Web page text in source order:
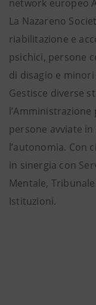
network europeo
La Nazareno
riabilitazione e
psichici, persone
di disagio e
Gestisce diverse
l’Amministrazione
persone avviate
l’autonomia. Con
in sinergia con
Mentale,
Istituzioni.